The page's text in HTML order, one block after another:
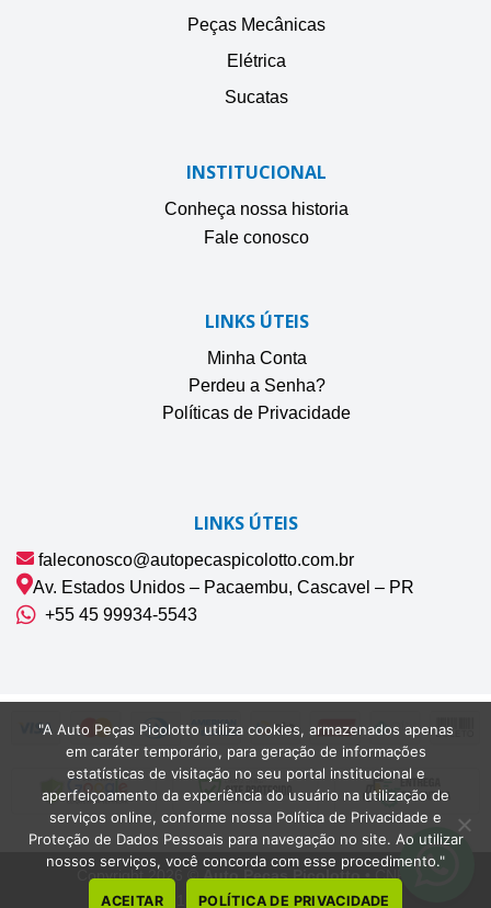
Peças Mecânicas
Elétrica
Sucatas
INSTITUCIONAL
Conheça nossa historia
Fale conosco
LINKS ÚTEIS
Minha Conta
Perdeu a Senha?
Políticas de Privacidade
LINKS ÚTEIS
faleconosco@autopecaspicolotto.com.br
Av. Estados Unidos – Pacaembu, Cascavel – PR
+55 45 99934‑5543‬
Copyright 2026 ©Auto Peças Picolotto• CNPJ
42.075.132/0001-22 | Cascavel-PR
"A Auto Peças Picolotto utiliza cookies, armazenados apenas
em caráter temporário, para geração de informações
estatísticas de visitação no seu portal institucional e
aperfeiçoamento da experiência do usuário na utilização de
serviços online, conforme nossa Política de Privacidade e
Proteção de Dados Pessoais para navegação no site. Ao utilizar
nossos serviços, você concorda com esse procedimento."
ACEITAR POLÍTICA DE PRIVACIDADE